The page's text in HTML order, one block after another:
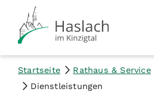
Startseite Rathaus & Service
Dienstleistungen